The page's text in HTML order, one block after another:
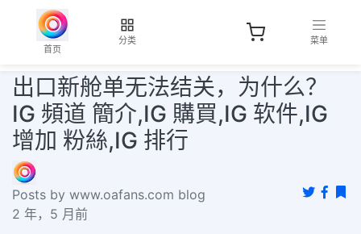
首页
分类 菜单
出口新舱单无法结关，为什么？
IG 頻道 簡介,IG 購買,IG 软件,IG
增加 粉絲,IG 排行
Posts by www.oafans.com blog
2 年，5 月前